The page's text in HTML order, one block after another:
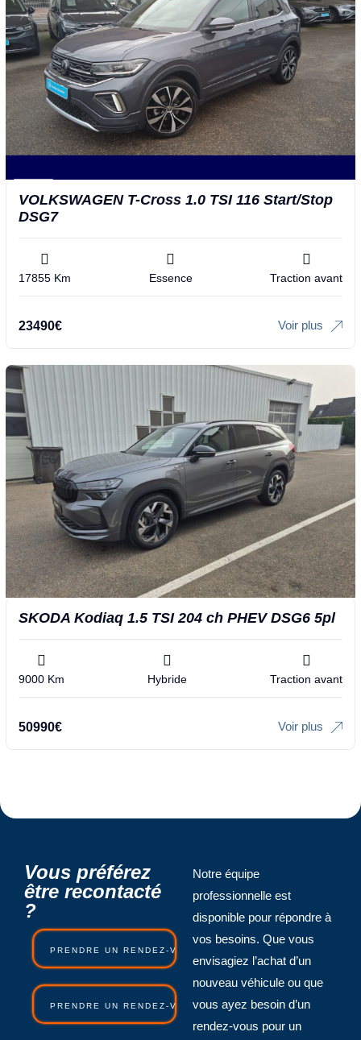
VOLKSWAGEN T-Cross 1.0 TSI 116 Start/Stop
DSG7
17855 Km Essence Traction avant
23490€ Voir plus
SKODA Kodiaq 1.5 TSI 204 ch PHEV DSG6 5pl
9000 Km Hybride Traction avant
50990€ Voir plus
Vous préférez
être recontacté
?
PRENDRE UN RENDEZ-VOUS COMMERCIAL
PRENDRE UN RENDEZ-VOUS ATELIER
Notre équipe
professionnelle est
disponible pour répondre à
vos besoins. Que vous
envisagiez l’achat d’un
nouveau véhicule ou que
vous ayez besoin d’un
rendez-vous pour un